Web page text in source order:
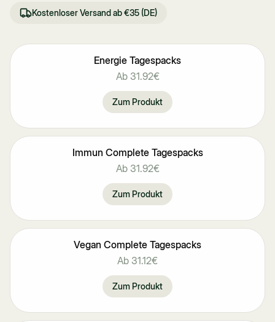
Kostenloser Versand ab €35 (DE)
Über 4.000x gekauftEnergie Tagespacks
Ab 31.92€
Zum Produkt
Immun Complete Tagespacks
Ab 31.92€
Zum Produkt
Vegan Complete Tagespacks
Ab 31.12€
Zum Produkt